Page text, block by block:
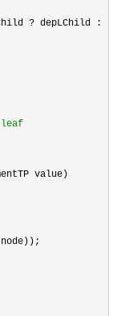
? depLChild :
value)
node));